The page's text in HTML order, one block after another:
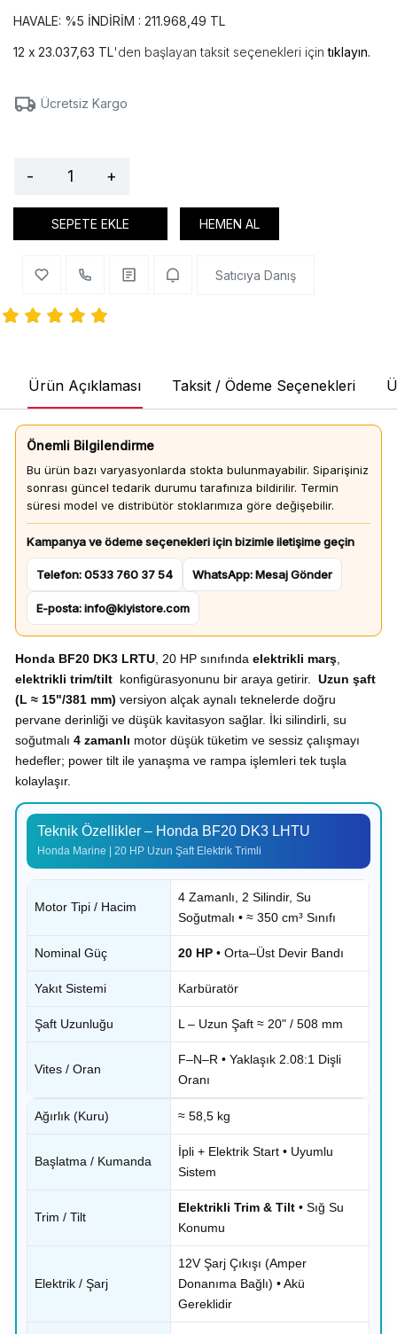
HAVALE: %5 İNDİRİM : 211.968,49 TL
23.037,63 TL'den başlayan taksit seçenekleri içintıklayın.
Ücretsiz Kargo
- +
SEPETE EKLE HEMEN AL
Satıcıya Danış
Ürün Açıklaması Taksit / Ödeme Seçenekleri
Önemli Bilgilendirme
Bu ürün bazı varyasyonlarda stokta bulunmayabilir. Siparişiniz
sonrası güncel tedarik durumu tarafınıza bildirilir. Termin
süresi model ve distribütör stoklarımıza göre değişebilir.
Kampanya ve ödeme seçenekleri için bizimle iletişime geçin
Telefon: 0533 760 37 54 WhatsApp: Mesaj Gönder
E-posta: info@kiyistore.com
Honda BF20 DK3 LRTU, 20 HP sınıfında elektrikli marş,
elektrikli trim/tilt konfigürasyonunu bir araya getirir.
Uzun şaft
(L ≈ 15"/381 mm) versiyon alçak aynalı teknelerde doğru
pervane derinliği ve düşük kavitasyon sağlar. İki silindirli, su
soğutmalı 4 zamanlı motor düşük tüketim ve sessiz çalışmayı
hedefler; power tilt ile yanaşma ve rampa işlemleri tek tuşla
kolaylaşır.
Teknik Özellikler – Honda BF20 DK3 LHTU
Honda Marine | 20 HP Uzun Şaft Elektrik Trimli
Motor Tipi / Hacim
4 Zamanlı, 2 Silindir, Su
Soğutmalı • ≈ 350 cm³ Sınıfı
Nominal Güç 20 HP • Orta–Üst Devir Bandı
Yakıt Sistemi Karbüratör
Şaft Uzunluğu L – Uzun Şaft ≈ 20" / 508 mm
Vites / Oran
F–N–R • Yaklaşık 2.08:1 Dişli
Oranı
Ağırlık (Kuru) ≈ 58,5 kg
Başlatma / Kumanda
İpli + Elektrik Start • Uyumlu
Sistem
Trim / Tilt
Elektrikli Trim & Tilt • Sığ Su
Konumu
Elektrik / Şarj
12V Şarj Çıkışı (Amper
Donanıma Bağlı) • Akü
Gereklidir